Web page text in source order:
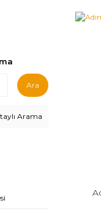
Ara
Arama